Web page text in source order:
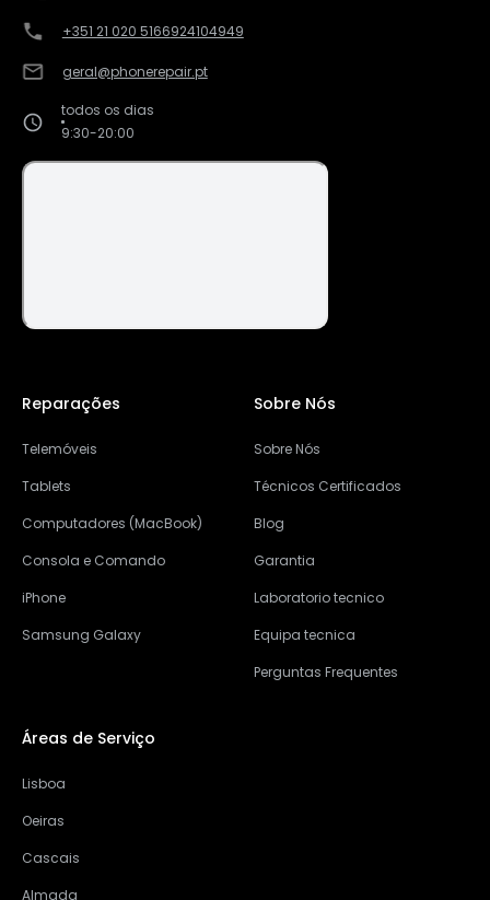
+351 21 020 5166924104949
geral@phonerepair.pt
todos os dias
9:30-20:00
Reparações
Telemóveis
Tablets
Computadores (MacBook)
Consola e Comando
iPhone
Samsung Galaxy
Sobre Nós
Sobre Nós
Técnicos Certificados
Blog
Garantia
Laboratorio tecnico
Equipa tecnica
Perguntas Frequentes
Áreas de Serviço
Lisboa
Oeiras
Cascais
Almada